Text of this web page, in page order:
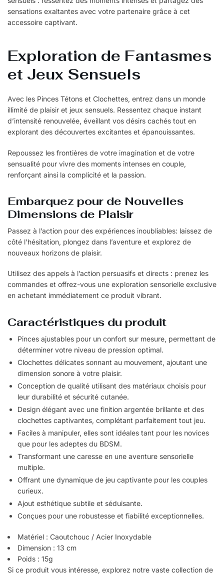
sensations exaltantes avec votre partenaire grâce à cet
accessoire captivant.
Exploration de Fantasmes
et Jeux Sensuels
Avec les Pinces Tétons et Clochettes, entrez dans un monde
illimité de plaisir et jeux sensuels. Ressentez chaque instant
d’intensité renouvelée, éveillant vos désirs cachés tout en
explorant des découvertes excitantes et épanouissantes.
Repoussez les frontières de votre imagination et de votre
sensualité pour vivre des moments intenses en couple,
renforçant ainsi la complicité et la passion.
Embarquez pour de Nouvelles
Dimensions de Plaisir
Passez à l’action pour des expériences inoubliables: laissez de
côté l’hésitation, plongez dans l’aventure et explorez de
nouveaux horizons de plaisir.
Utilisez des appels à l’action persuasifs et directs : prenez les
commandes et offrez-vous une exploration sensorielle exclusive
en achetant immédiatement ce produit vibrant.
Caractéristiques du produit
Pinces ajustables pour un confort sur mesure, permettant de
déterminer votre niveau de pression optimal.
Clochettes délicates sonnant au mouvement, ajoutant une
dimension sonore à votre plaisir.
Conception de qualité utilisant des matériaux choisis pour
leur durabilité et sécurité cutanée.
Design élégant avec une finition argentée brillante et des
clochettes captivantes, complétant parfaitement tout jeu.
Faciles à manipuler, elles sont idéales tant pour les novices
que pour les adeptes du BDSM.
Transformant une caresse en une aventure sensorielle
multiple.
Offrant une dynamique de jeu captivante pour les couples
curieux.
Ajout esthétique subtile et séduisante.
Conçues pour une robustesse et fiabilité exceptionnelles.
Matériel : Caoutchouc / Acier Inoxydable
Dimension : 13 cm
Poids : 15g
Si ce produit vous intéresse, explorez notre vaste collection de